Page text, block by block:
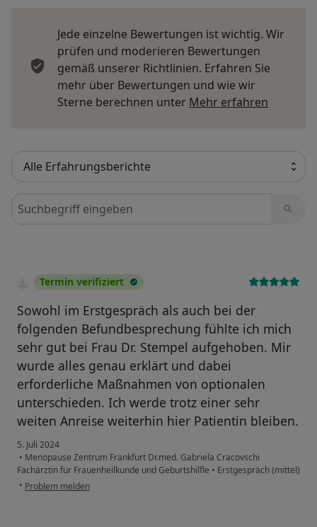
Jede einzelne Bewertungen ist wichtig. Wir
prüfen und moderieren Bewertungen
gemäß unserer Richtlinien. Erfahren Sie
mehr über Bewertungen und wie wir
Sterne berechnen unter Mehr erfahren
Bewertungen durchsuchen
Termin verifiziert
Sowohl im Erstgespräch als auch bei der
folgenden Befundbesprechung fühlte ich mich
sehr gut bei Frau Dr. Stempel aufgehoben. Mir
wurde alles genau erklärt und dabei
erforderliche Maßnahmen von optionalen
unterschieden. Ich werde trotz einer sehr
weiten Anreise weiterhin hier Patientin bleiben.
5. Juli 2024
• Menopause Zentrum Frankfurt Dr.med. Gabriela Cracovschi
Fachärztin für Frauenheilkunde und Geburtshilfle • Erstgespräch (mittel)
• Problem melden